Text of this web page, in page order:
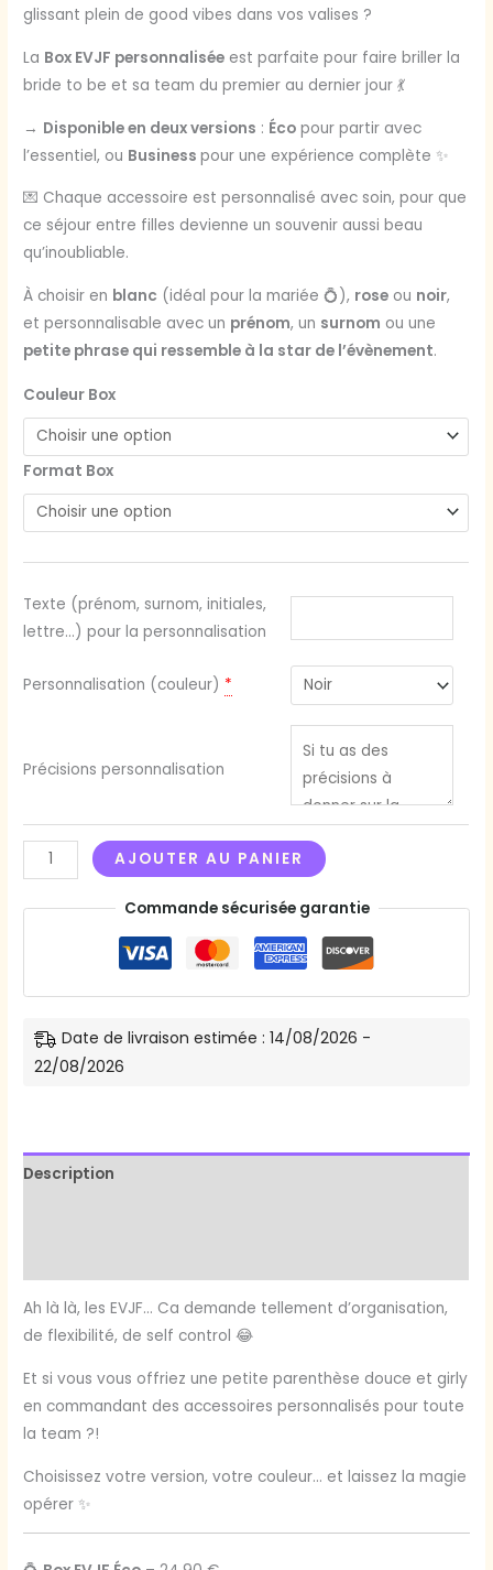
glissant plein de good vibes dans vos valises ?
La Box EVJF personnalisée est parfaite pour faire briller la
bride to be et sa team du premier au dernier jour 💃
→ Disponible en deux versions : Éco pour partir avec
l’essentiel, ou Businesspour une expérience complète ✨
💌 Chaque accessoire est personnalisé avec soin, pour que
ce séjour entre filles devienne un souvenir aussi beau
qu’inoubliable.
À choisir en blanc (idéal pour la mariée 💍), rose ou noir,
et personnalisable avec un prénom, un surnom ou une
petite phrase qui ressemble à la star de l’évènement.
Couleur Box
Format Box
Texte (prénom, surnom, initiales,
lettre...) pour la personnalisation
Personnalisation (couleur) *
Précisions personnalisation
AJOUTER AU PANIER
Commande sécurisée garantie
Date de livraison estimée : 14/08/2026 -
22/08/2026
Description
Ah là là, les EVJF… Ca demande tellement d’organisation,
de flexibilité, de self control 😂
Et si vous vous offriez une petite parenthèse douce et girly
en commandant des accessoires personnalisés pour toute
la team ?!
Choisissez votre version, votre couleur… et laissez la magie
opérer ✨